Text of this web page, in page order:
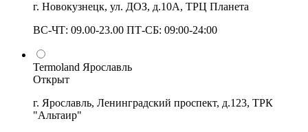
г. Новокузнецк, ул. ДОЗ, д.10А, ТРЦ Планета
ВС-ЧТ: 09.00-23.00 ПТ-СБ: 09:00-24:00
Termoland Ярославль
Открыт
г. Ярославль, Ленинградский проспект, д.123, ТРК
"Альтаир"